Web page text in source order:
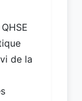
de la